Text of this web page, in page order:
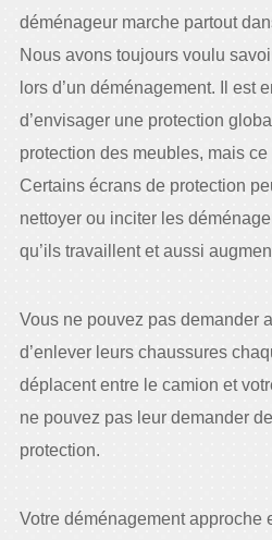
déménageur marche partout
Nous avons toujours voulu
lors d’un déménagement. Il est
d’envisager une protection
protection des meubles, mais ce
Certains écrans de protection
nettoyer ou inciter les
qu’ils travaillent et aussi
Vous ne pouvez pas demander
d’enlever leurs chaussures
déplacent entre le camion et
ne pouvez pas leur demander
protection.
Votre déménagement approche